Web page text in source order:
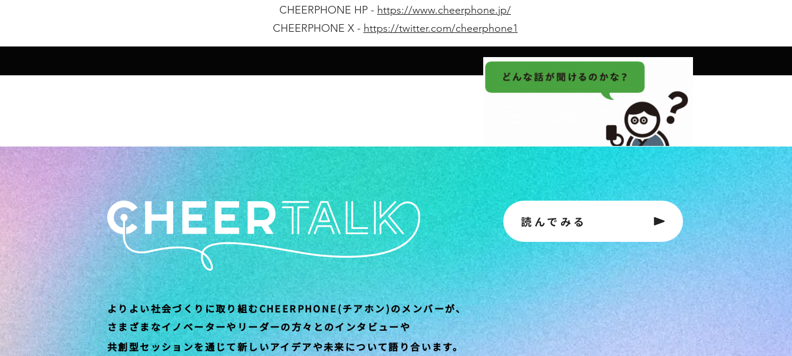
CHEERPHONE HP - https://www.cheerphone.jp/
CHEERPHONE X - https://twitter.com/cheerphone1
よりよい社会づくりに取り組むCHEERPHONE(チアホン)のメンバーが、
さまざまなイノベーターやリーダーの方々とのインタビューや
共創型セッションを通じて新しいアイデアや未来について語り合います。
読んでみる